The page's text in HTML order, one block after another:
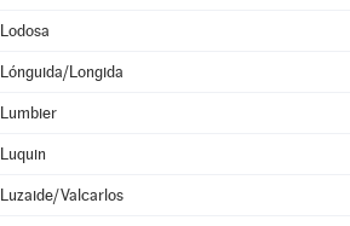
Lodosa
Lónguida/Longida
Lumbier
Luquin
Luzaide/Valcarlos